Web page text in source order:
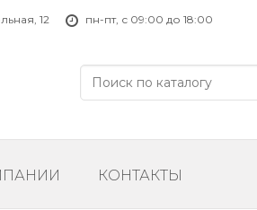
12 пн-пт, с 09:00 до 18:00
КОНТАКТЫ